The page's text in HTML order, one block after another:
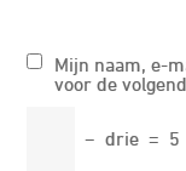
Mijn naam, e-
voor de
− drie = 5